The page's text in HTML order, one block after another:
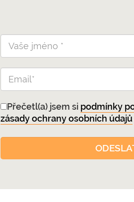
Přečetl(a) jsem si podmínky
zásady ochrany osobních údajů